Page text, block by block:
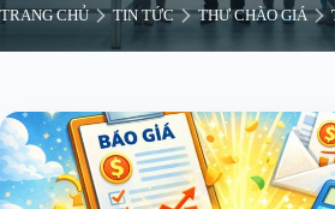
SIÊU ÂM MÀU DI
TRANG CHỦ TIN TỨC THƯ CHÀO GIÁ